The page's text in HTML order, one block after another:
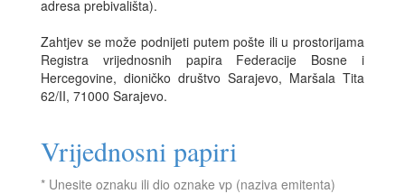
adresa prebivališta).
Zahtjev se može podnijeti putem pošte ili u prostorijama
Registra vrijednosnih papira Federacije Bosne i
Hercegovine, dioničko društvo Sarajevo, Maršala Tita
62/II, 71000 Sarajevo.
Vrijednosni papiri
* Unesite oznaku ili dio oznake vp (naziva emitenta)